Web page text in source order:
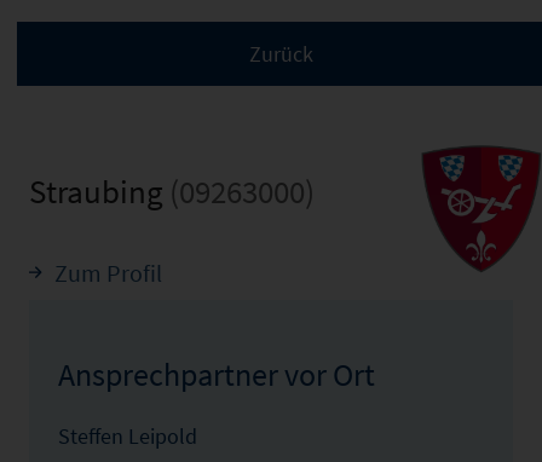
Straubing (09263000)
Zum Profil
Ansprechpartner vor Ort
Steffen Leipold